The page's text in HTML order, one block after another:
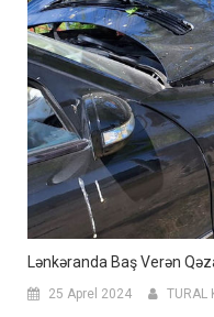
Lənkəranda Baş Verən
25 Aprel 2024 TURAL